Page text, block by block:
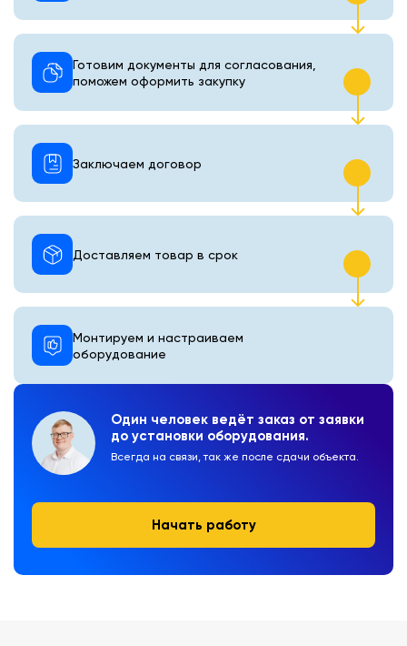
Один человек ведёт заказ от заявки
до установки оборудования.
Всегда на связи, так же после сдачи объекта.
Начать работу
Готовим документы для согласования,
поможем оформить закупку
Монтируем и настраиваем
оборудование
Доставляем товар в срок
Заключаем договор